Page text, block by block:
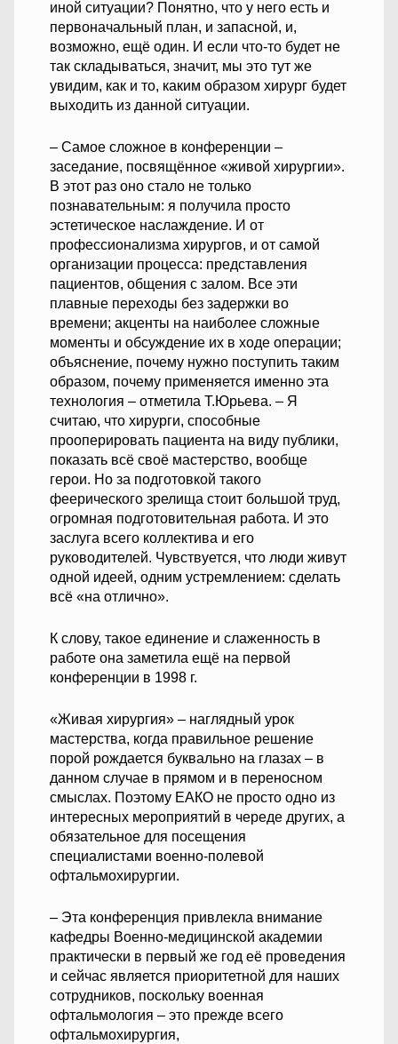
иной ситуации? Понятно, что у него есть и
первоначальный план, и запасной, и,
возможно, ещё один. И если что-то будет не
так складываться, значит, мы это тут же
увидим, как и то, каким образом хирург будет
выходить из данной ситуации.
– Самое сложное в конференции –
заседание, посвящённое «живой хирургии».
В этот раз оно стало не только
познавательным: я получила просто
эстетическое наслаждение. И от
профессионализма хирургов, и от самой
организации процесса: представления
пациентов, общения с залом. Все эти
плавные переходы без задержки во
времени; акценты на наиболее сложные
моменты и обсуждение их в ходе операции;
объяснение, почему нужно поступить таким
образом, почему применяется именно эта
технология – отметила Т.Юрьева. – Я
считаю, что хирурги, способные
прооперировать пациента на виду публики,
показать всё своё мастерство, вообще
герои. Но за подготовкой такого
феерического зрелища стоит большой труд,
огромная подготовительная работа. И это
заслуга всего коллектива и его
руководителей. Чувствуется, что люди живут
одной идеей, одним устремлением: сделать
всё «на отлично».
К слову, такое единение и слаженность в
работе она заметила ещё на первой
конференции в 1998 г.
«Живая хирургия» – наглядный урок
мастерства, когда правильное решение
порой рождается буквально на глазах – в
данном случае в прямом и в переносном
смыслах. Поэтому ЕАКО не просто одно из
интересных мероприятий в череде других, а
обязательное для посещения
специалистами военно-полевой
офтальмохирургии.
– Эта конференция привлекла внимание
кафедры Военно-медицинской академии
практически в первый же год её проведения
и сейчас является приоритетной для наших
сотрудников, поскольку военная
офтальмология – это прежде всего
офтальмохирургия,